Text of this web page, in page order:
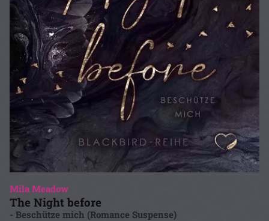
Mila Meadow
The Night before
- Beschütze mich (Romance Suspense)